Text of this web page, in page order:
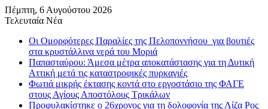
Πέμπτη, 6 Αυγούστου 2026
Τελευταία Νέα
Οι Ομορφότερες Παραλίες της Πελοποννήσου για βουτιές
στα κρυστάλλινα νερά του Μοριά
Παπασταύρου: Άμεσα μέτρα αποκατάστασης για τη Δυτική
Αττική μετά τις καταστροφικές πυρκαγιές
Φωτιά μικρής έκτασης κοντά στο εργοστάσιο της ΦΑΓΕ
στους Αγίους Αποστόλους Τρικάλων
Προφυλακίστηκε ο 26χρονος για τη δολοφονία της Λίζα Ρος